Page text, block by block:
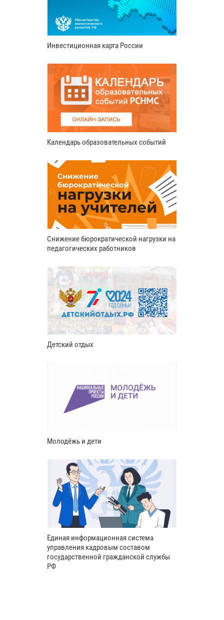
Инвестиционная карта России
Календарь образовательных событий
Снижение бюрократической нагрузки на
педагогических работников
Детский отдых
Молодёжь и дети
Единая информационная система
управления кадровым составом
государственной гражданской службы
РФ